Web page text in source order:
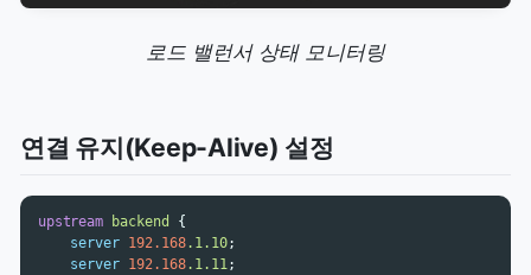
로드 밸런서 상태 모니터링
연결 유지(Keep-Alive) 설정
upstream backend
{
server 192.168.1.10;
server 192.168.1.11;